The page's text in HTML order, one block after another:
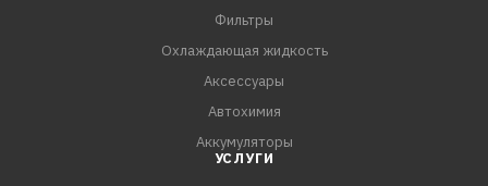
Фильтры
Охлаждающая жидкость
Аксессуары
Автохимия
Аккумуляторы
УСЛУГИ